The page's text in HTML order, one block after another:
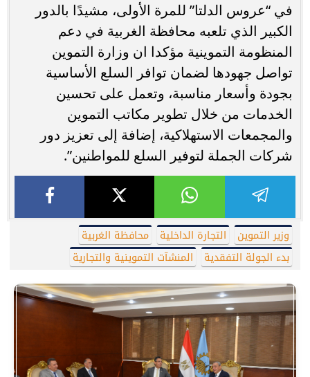
في “عروس الدلتا” للمرة الأولى، مشيدًا بالدور
الكبير الذي تلعبه محافظة الغربية في دعم
المنظومة التموينية مؤكدا ان وزارة التموين
تواصل جهودها لضمان توافر السلع الأساسية
بجودة وأسعار مناسبة، وتعمل على تحسين
الخدمات من خلال تطوير مكاتب التموين
والمجمعات الاستهلاكية، إضافة إلى تعزيز دور
شركات الجملة لتوفير السلع للمواطنين”.
وزير التموين التجارة الداخلية
محافظة الغربية
بدء الجولة التفقدية
المنشآت التموينية والتجارية